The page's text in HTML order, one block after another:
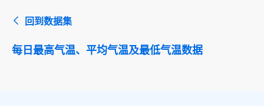
回到数据集
每日最高气温、平均气温及最低气温数据